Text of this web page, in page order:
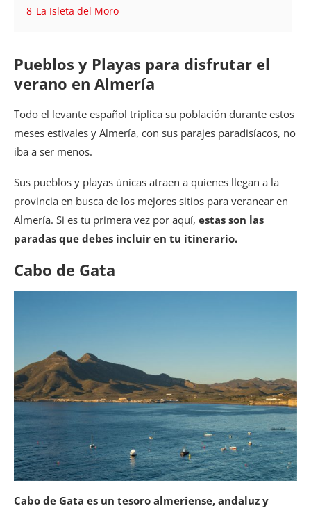
8 La Isleta del Moro
Pueblos y Playas para disfrutar el
verano en Almería
Todo el levante español triplica su población durante estos
meses estivales y Almería, con sus parajes paradisíacos, no
iba a ser menos.
Sus pueblos y playas únicas atraen a quienes llegan a la
provincia en busca de los mejores sitios para veranear en
Almería. Si es tu primera vez por aquí, estas son las
paradas que debes incluir en tu itinerario.
Cabo de Gata
Cabo de Gata es un tesoro almeriense, andaluz y